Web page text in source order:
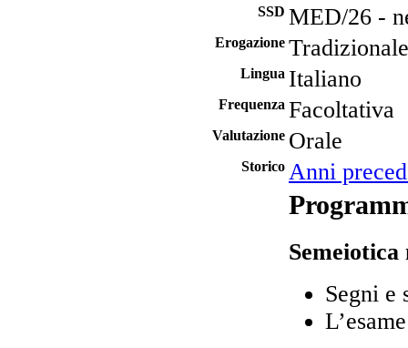
SSD MED/26 -
Erogazione Tradizionale
Lingua Italiano
Frequenza Facoltativa
Valutazione Orale
Storico Anni
Segni e